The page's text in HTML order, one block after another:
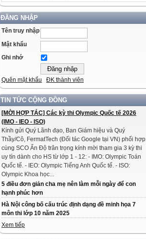
ĐĂNG NHẬP
Tên truy nhập
Mật khẩu
Ghi nhớ
Quên mật khẩu ĐK thành viên
TIN TỨC CỘNG ĐỒNG
[MỜI HỢP TÁC] Các kỳ thi Olympic Quốc tế 2026
(IMO - IEO - ISO)
Kính gửi Quý Lãnh đạo, Ban Giám hiệu và Quý
Thầy/Cô, FermatTech (Đối tác Google tại VN) phối hợp
cùng SCO Ấn Độ trân trọng kính mời tham gia 3 kỳ thi
uy tín dành cho HS từ lớp 1 - 12: - IMO: Olympic Toán
Quốc tế. - IEO: Olympic Tiếng Anh Quốc tế. - ISO:
Olympic Khoa học...
5 điều đơn giản cha mẹ nên làm mỗi ngày để con
hạnh phúc hơn
Hà Nội công bố cấu trúc định dạng đề minh họa 7
môn thi lớp 10 năm 2025
Xem tiếp